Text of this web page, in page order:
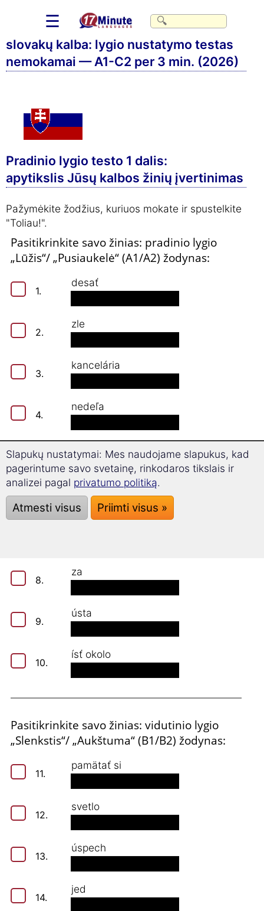
☰
slovakų kalba: lygio nustatymo testas
nemokamai — A1-C2 per 3 min. (2026)
Pradinio lygio testo 1 dalis:
apytikslis Jūsų kalbos žinių įvertinimas
Pažymėkite žodžius, kuriuos mokate ir spustelkite
"Toliau!".
Pasitikrinkite savo žinias: pradinio lygio
„Lūžis“/ „Pusiaukelė“ (A1/A2) žodynas:
1.
desať
2.
zle
3.
kancelária
4.
nedeľa
5.
6.
nosiť
8.
za
9.
ústa
10.
ísť okolo
Pasitikrinkite savo žinias: vidutinio lygio
„Slenkstis“/ „Aukštuma“ (B1/B2) žodynas:
11.
pamätať si
12.
svetlo
13.
úspech
14.
jed
Slapukų nustatymai: Mes naudojame slapukus, kad
pagerintume savo svetainę, rinkodaros tikslais ir
analizei pagal privatumo politiką.
Atmesti visus Priimti visus »